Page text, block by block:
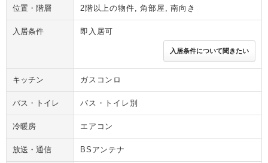
位置・階層 2階以上の物件, 角部屋, 南向き
入居条件 即入居可
入居条件について聞きたい
キッチン ガスコンロ
バス・トイレ バス・トイレ別
冷暖房 エアコン
放送・通信 BSアンテナ